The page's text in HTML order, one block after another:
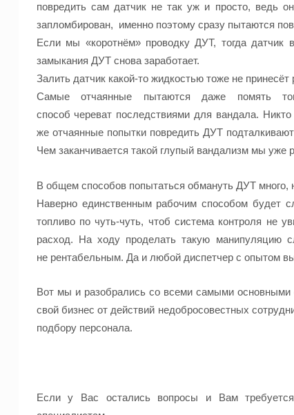
повредить сам датчик не так уж и просто, ведь
запломбирован, именно поэтому сразу пытаются
Если мы «коротнём» проводку ДУТ, тогда датчик
замыкания ДУТ снова заработает.
Залить датчик какой-то жидкостью тоже не принесёт
Самые отчаянные пытаются даже помять
способ череват последствиями для вандала.
же отчаянныепопытки повредить ДУТ
Чем заканчивается такой глупый вандализммы уже
В общем способов попытаться обмануть ДУТ много,
Наверно единственным рабочим способом будет
топливо по чуть-чуть, чтоб система контроля не
расход. На ходу проделать такую манипуляцию
не рентабельным. Да и любой диспетчер с опытом
Вот мы и разобрались со всеми самыми основными
свой бизнес от действий недобросовестных
подбору персонала.
Если у Вас остались вопросы и Вам